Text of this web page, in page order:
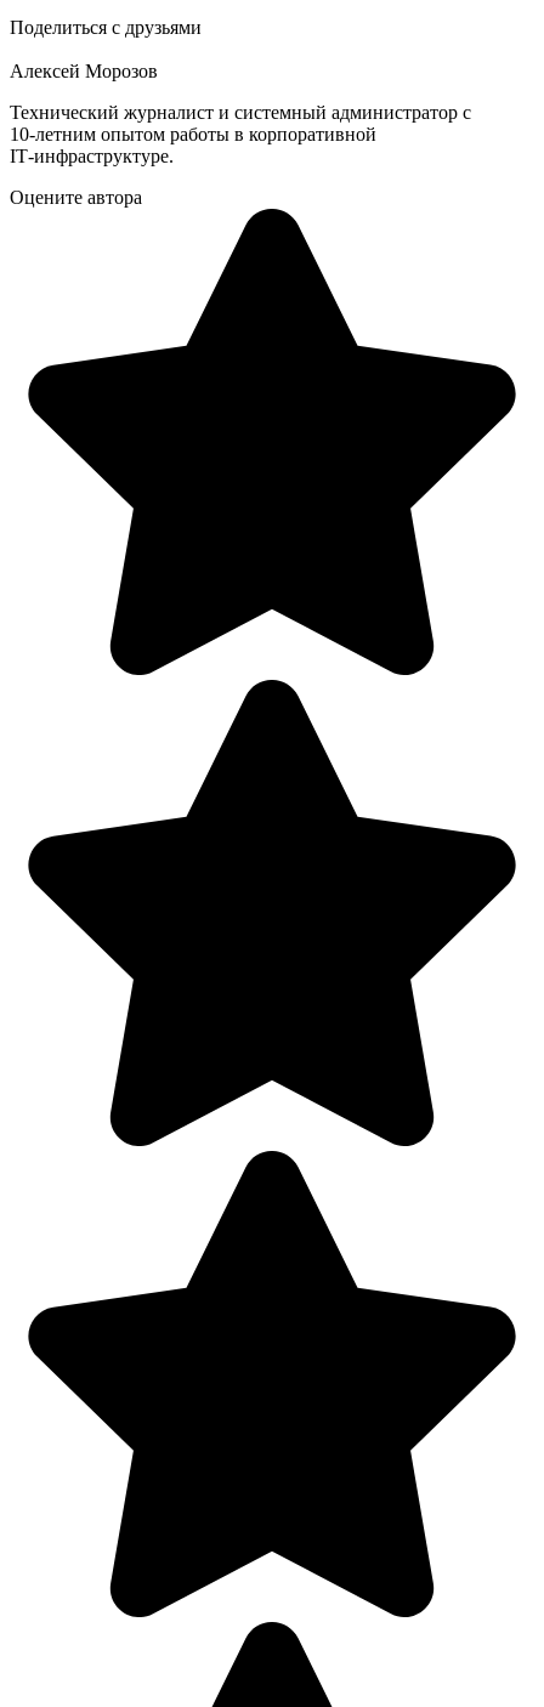
Поделиться с друзьями
Алексей Морозов
Технический журналист и системный администратор с
10‑летним опытом работы в корпоративной
IT‑инфраструктуре.
Оцените автора